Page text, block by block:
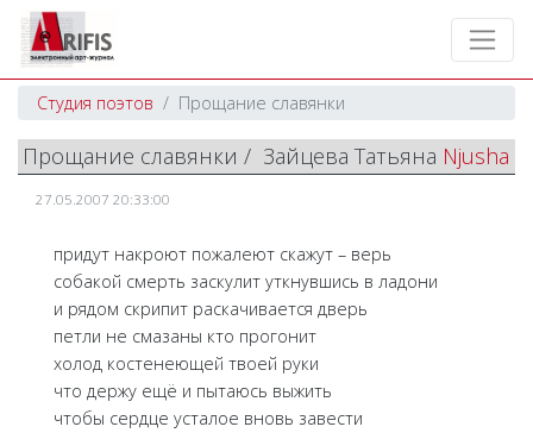
Студия поэтов Прощание славянки
Прощание славянки / Зайцева Татьяна Njusha
27.05.2007 20:33:00
придут накроют пожалеют скажут – верь
собакой смерть заскулит уткнувшись в ладони
и рядом скрипит раскачивается дверь
петли не смазаны кто прогонит
холод костенеющей твоей руки
что держу ещё и пытаюсь выжить
чтобы сердце усталое вновь завести